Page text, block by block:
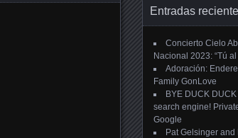
Entradas
Concierto Cielo
Nacional 2023: “Tú
Adoración:
Family GonLove
BYE DUCK
search engine!
Google
Pat Gelsinger